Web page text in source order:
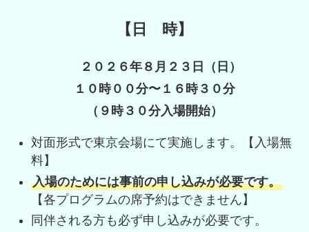
【日 時】
２０２６年８月２３日（日）
１０時００分〜１６時３０分
（９時３０分入場開始）
対面形式で東京会場にて実施します。【入場無
料】
入場のためには事前の申し込みが必要です。
【各プログラムの席予約はできません】
同伴される方も必ず申し込みが必要です。